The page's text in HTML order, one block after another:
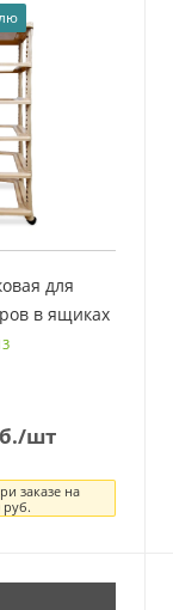
для
в ящиках
/шт
заказе на
руб.